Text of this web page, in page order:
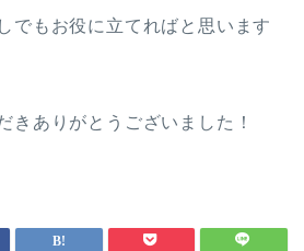
でもお役に立てればと思います
きありがとうございました！